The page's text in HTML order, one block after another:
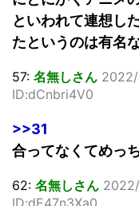
といわれて連想し
たというのは有名
57: 名無しさん
ID:dCnbri4V0
>>31
合ってなくてめっ
62: 名無しさん